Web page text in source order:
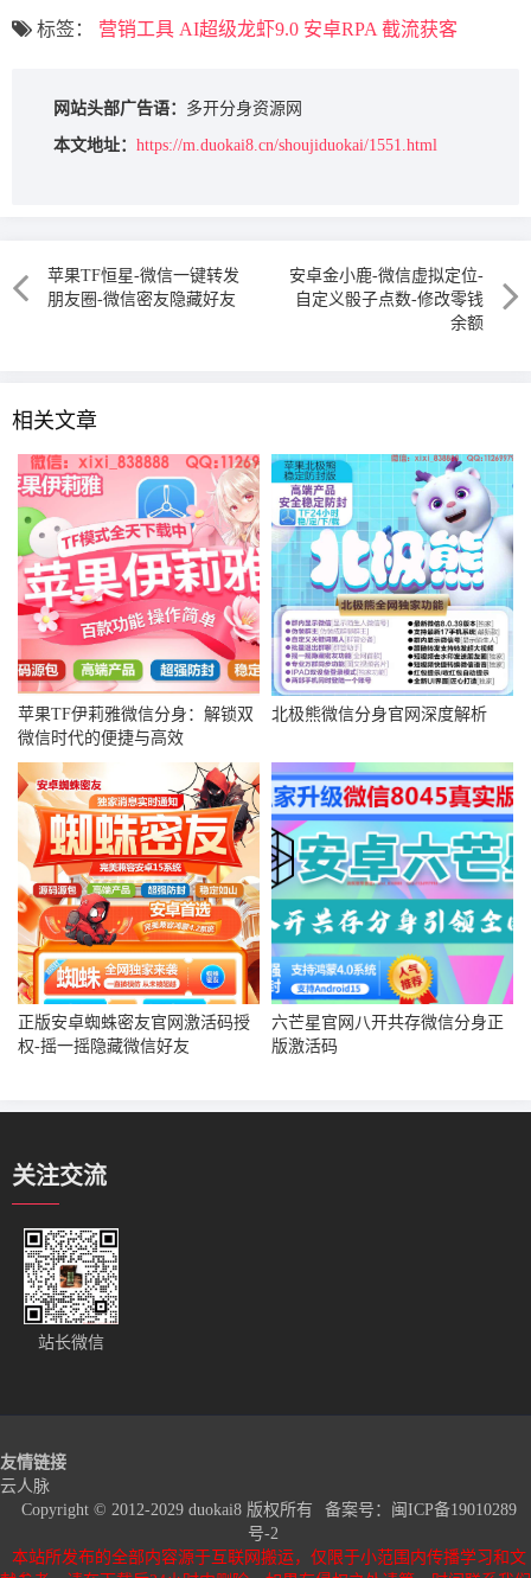
标签： 营销工具 AI超级龙虾9.0 安卓RPA 截流获客
网站头部广告语： 多开分身资源网
本文地址： https://m.duokai8.cn/shoujiduokai/1551.html
苹果TF恒星-微信一键转发
朋友圈-微信密友隐藏好友
安卓金小鹿-微信虚拟定位-
自定义骰子点数-修改零钱
余额
相关文章
苹果TF伊莉雅微信分身：解锁双
微信时代的便捷与高效
北极熊微信分身官网深度解析
正版安卓蜘蛛密友官网激活码授
权-摇一摇隐藏微信好友
六芒星官网八开共存微信分身正
版激活码
关注交流
站长微信
友情链接
云人脉
Copyright © 2012-2029 duokai8 版权所有
备案号： 闽ICP备19010289
号-2
本站所发布的全部内容源于互联网搬运，仅限于小范围内传播学习和文